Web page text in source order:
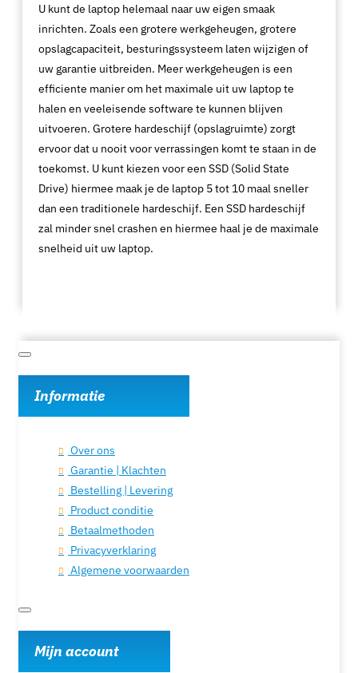
U kunt de laptop helemaal naar uw eigen smaak
inrichten. Zoals een grotere werkgeheugen, grotere
opslagcapaciteit, besturingssysteem laten wijzigen of
uw garantie uitbreiden. Meer werkgeheugen is een
efficiente manier om het maximale uit uw laptop te
halen en veeleisende software te kunnen blijven
uitvoeren. Grotere hardeschijf (opslagruimte) zorgt
ervoor dat u nooit voor verrassingen komt te staan in de
toekomst. U kunt kiezen voor een SSD (Solid State
Drive) hiermee maak je de laptop 5 tot 10 maal sneller
dan een traditionele hardeschijf. Een SSD hardeschijf
zal minder snel crashen en hiermee haal je de maximale
snelheid uit uw laptop.
Informatie
Over ons
Garantie | Klachten
Bestelling | Levering
Product conditie
Betaalmethoden
Privacyverklaring
Algemene voorwaarden
Mijn account